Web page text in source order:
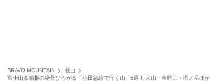
BRAVO MOUNTAIN
登山
富士山＆箱根の絶景ひろがる「小田急線で行く山」5選！ 大山・金時山・塔ノ岳ほか